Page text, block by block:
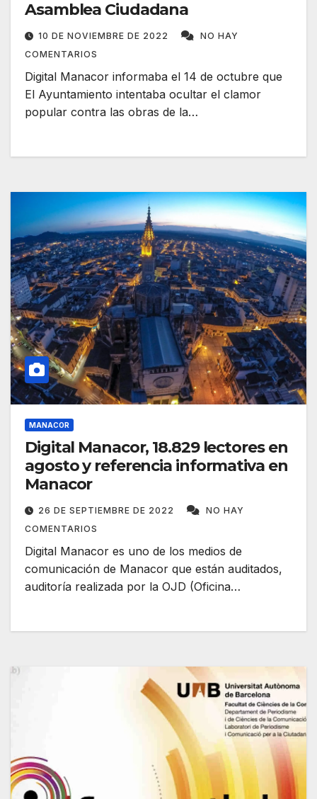
Asamblea Ciudadana
10 DE NOVIEMBRE DE 2022
NO HAY
COMENTARIOS
Digital Manacor informaba el 14 de octubre que
El Ayuntamiento intentaba ocultar el clamor
popular contra las obras de la…
MANACOR
Digital Manacor, 18.829 lectores en
agosto y referencia informativa en
Manacor
26 DE SEPTIEMBRE DE 2022
NO HAY
COMENTARIOS
Digital Manacor es uno de los medios de
comunicación de Manacor que están auditados,
auditoría realizada por la OJD (Oficina…